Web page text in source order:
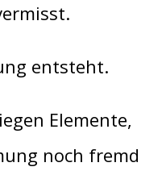
entsteht.
Elemente,
noch fremd